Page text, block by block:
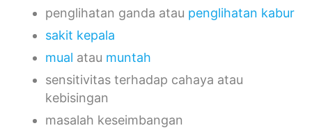
penglihatan ganda atau penglihatan kabur
sakit kepala
mual atau muntah
sensitivitas terhadap cahaya atau
kebisingan
masalah keseimbangan